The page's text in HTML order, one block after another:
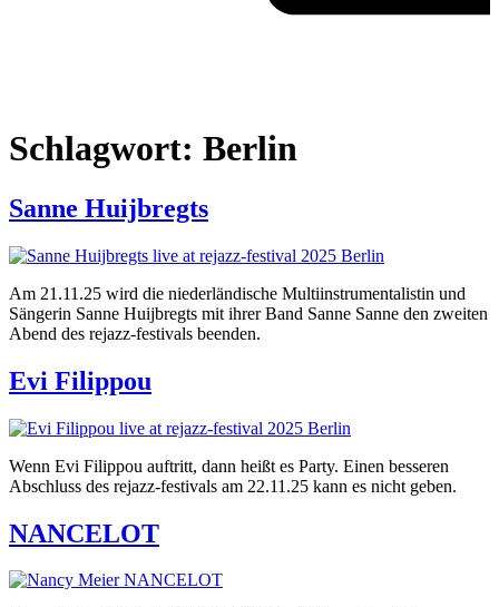
Schlagwort: Berlin
Sanne Huijbregts
Am 21.11.25 wird die niederländische Multiinstrumentalistin und
Sängerin Sanne Huijbregts mit ihrer Band Sanne Sanne den zweiten
Abend des rejazz-festivals beenden.
Evi Filippou
Wenn Evi Filippou auftritt, dann heißt es Party. Einen besseren
Abschluss des rejazz-festivals am 22.11.25 kann es nicht geben.
NANCELOT